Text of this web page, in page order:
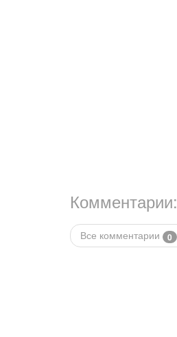
Комментарии:
Все комментарии 0